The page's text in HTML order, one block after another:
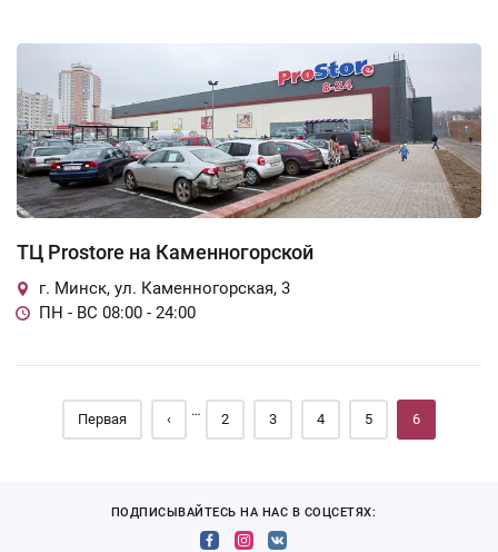
ТЦ Prostore на Каменногорской
г. Минск, ул. Каменногорская, 3
ПН - ВС 08:00 - 24:00
Страницы
Первая ‹
…
2 3 4 5 6
ПОДПИСЫВАЙТЕСЬ НА НАС В СОЦСЕТЯХ: